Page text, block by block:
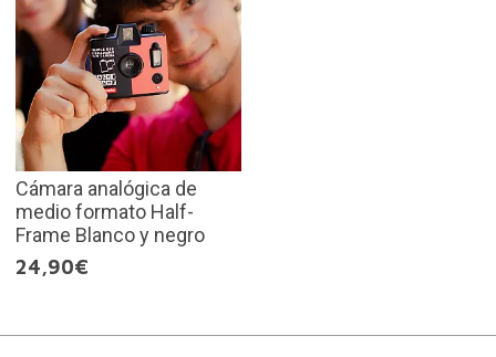
Cámara analógica de
medio formato Half-
Frame Blanco y negro
24,90€